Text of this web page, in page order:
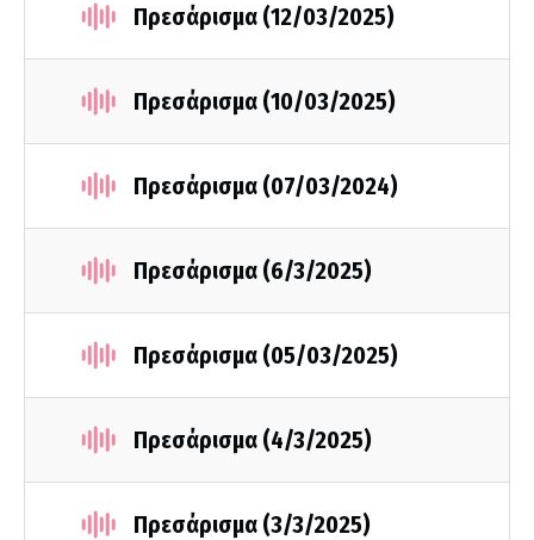
Πρεσάρισμα (12/03/2025)
Πρεσάρισμα (10/03/2025)
Πρεσάρισμα (07/03/2024)
Πρεσάρισμα (6/3/2025)
Πρεσάρισμα (05/03/2025)
Πρεσάρισμα (4/3/2025)
Πρεσάρισμα (3/3/2025)